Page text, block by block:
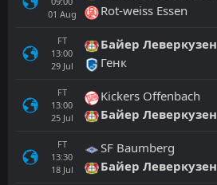
01 Aug
Rot-weiss Essen
FT
13:00
29 Jul
Байер Леверкузен
Генк
FT
13:00
25 Jul
Kickers Offenbach
Байер Леверкузен
FT
13:30
18 Jul
SF Baumberg
Байер Леверкузен